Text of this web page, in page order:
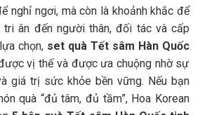
nghỉ ngơi, mà còn là khoảnh khắc để
ân đến người thân, đối tác và cấp
chọn, set quà Tết sâm Hàn Quốc
vị thế và được ưa chuộng nhờ sự
giá trị sức khỏe bền vững. Nếu bạn
quà “đủ tâm, đủ tầm”, Hoa Korean